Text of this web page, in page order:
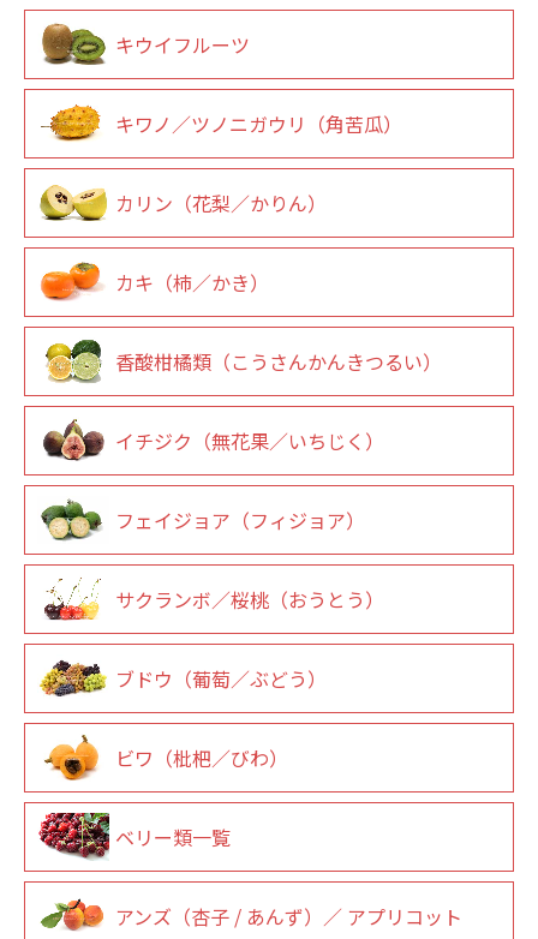
キウイフルーツ
キワノ／ツノニガウリ（角苦瓜）
カリン（花梨／かりん）
カキ（柿／かき）
香酸柑橘類（こうさんかんきつるい）
イチジク（無花果／いちじく）
フェイジョア（フィジョア）
サクランボ／桜桃（おうとう）
ブドウ（葡萄／ぶどう）
ビワ（枇杷／びわ）
ベリー類一覧
アンズ（杏子 / あんず）／ アプリコット